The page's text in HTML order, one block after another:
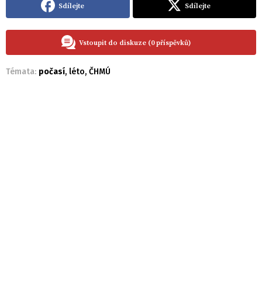
Sdílejte Sdílejte
Vstoupit do diskuze (0 příspěvků)
Témata: počasí, léto, ČHMÚ